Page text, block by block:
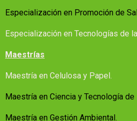
Especialización en Promoción de
Especialización en Tecnologías de
Maestrías
Maestría en Celulosa y Papel.
Maestría en Ciencia y Tecnología
Maestría en Gestión Ambiental.